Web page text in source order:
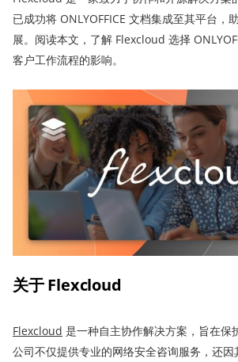
已成功将 ONLYOFFICE 文档集成至其平台，
展。阅读本文，了解 Flexcloud 选择
客户工作流程的影响。
关于Flexcloud
Flexcloud 是一种自主协作解决方案，旨在保
公司不仅提供专业的网络安全咨询服务，还